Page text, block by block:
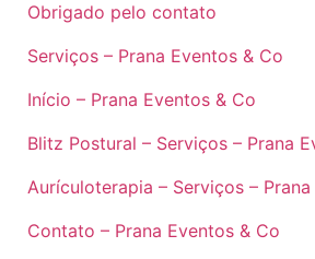
Obrigado pelo contato
Serviços – Prana Eventos & Co
Início – Prana Eventos & Co
Blitz Postural – Serviços – Prana
Aurículoterapia – Serviços –
Contato – Prana Eventos & Co